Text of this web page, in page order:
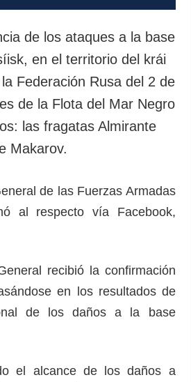
de los ataques a la base
en el territorio del krái
Federación Rusa del 2 de
de la Flota del Mar Negro
las fragatas Almirante
Makarov.
de las Fuerzas Armadas
al respecto vía Facebook,
recibió la confirmación
en los resultados de
de los daños a la base
el alcance de los daños a